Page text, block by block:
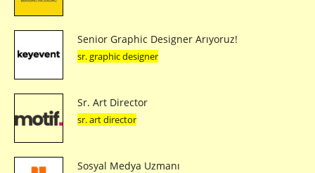
Senior Graphic Designer Arıyoruz!
sr. graphic designer
Sr. Art Director
sr. art director
Sosyal Medya Uzmanı